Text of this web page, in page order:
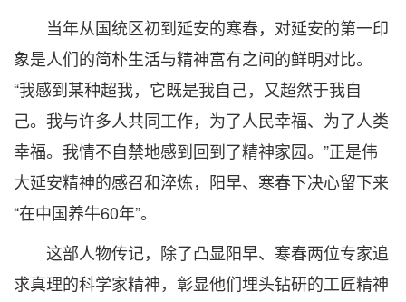
当年从国统区初到延安的寒春，对延安的第一印
象是人们的简朴生活与精神富有之间的鲜明对比。
“我感到某种超我，它既是我自己，又超然于我自
己。我与许多人共同工作，为了人民幸福、为了人类
幸福。我情不自禁地感到回到了精神家园。”正是伟
大延安精神的感召和淬炼，阳早、寒春下决心留下来
“在中国养牛60年”。
这部人物传记，除了凸显阳早、寒春两位专家追
求真理的科学家精神，彰显他们埋头钻研的工匠精神